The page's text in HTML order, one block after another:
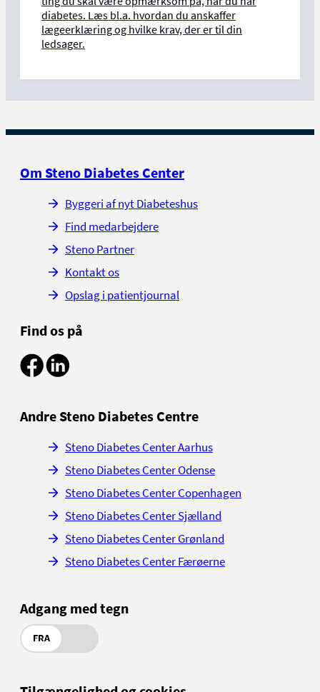
diabetes. Læs bl.a. hvordan du anskaffer
lægeerklæring og hvilke krav, der er til din
ledsager.
Om Steno Diabetes Center
Byggeri af nyt Diabeteshus
Find medarbejdere
Steno Partner
Kontakt os
Opslag i patientjournal
Find os på
Andre Steno Diabetes Centre
Steno Diabetes Center Aarhus
Steno Diabetes Center Odense
Steno Diabetes Center Copenhagen
Steno Diabetes Center Sjælland
Steno Diabetes Center Grønland
Steno Diabetes Center Færøerne
Adgang med tegn
FRA